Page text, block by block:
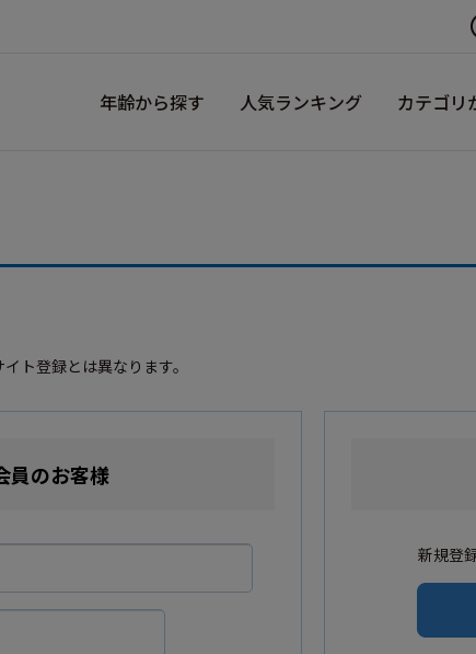
年齢から探す 人気ランキング カテゴリ
ト登録とは異なります。
員のお客様
新規登録